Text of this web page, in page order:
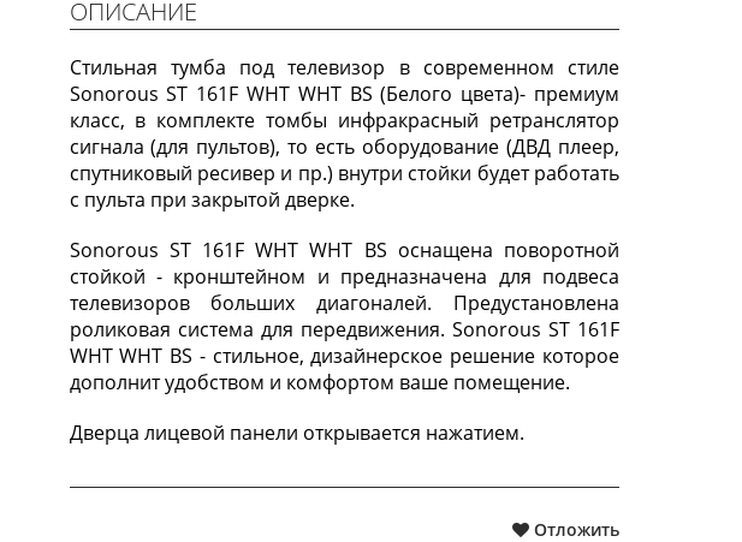
ОПИСАНИЕ
Стильная тумба под телевизор в современном стиле
Sonorous ST 161F WHT WHT BS (Белого цвета)- премиум
класс, в комплекте томбы инфракрасный ретранслятор
сигнала (для пультов), то есть оборудование (ДВД плеер,
спутниковый ресивер и пр.) внутри стойки будет работать
с пульта при закрытой дверке.
Sonorous ST 161F WHT WHT BS оснащена поворотной
стойкой - кронштейном и предназначена для подвеса
телевизоров больших диагоналей. Предустановлена
роликовая система для передвижения. Sonorous ST 161F
WHT WHT BS - стильное, дизайнерское решение которое
дополнит удобством и комфортом ваше помещение.
Дверца лицевой панели открывается нажатием.
Отложить